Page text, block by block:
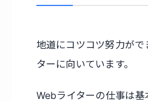
地道にコツコツ努力が
ターに向いています。
Webライターの仕事は基